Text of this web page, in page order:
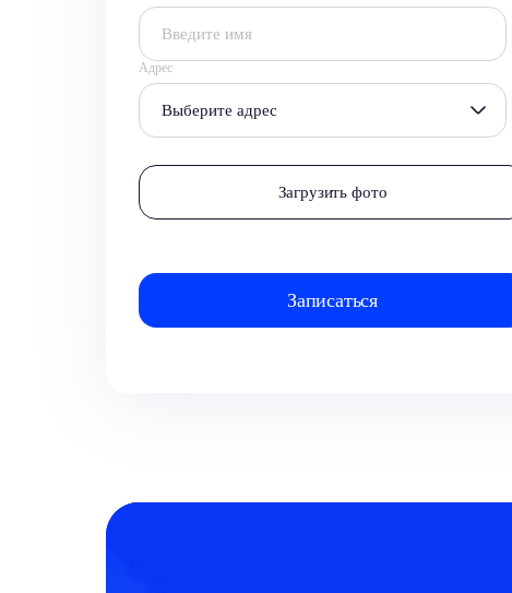
Адрес
Выберите адрес
Загрузить фото